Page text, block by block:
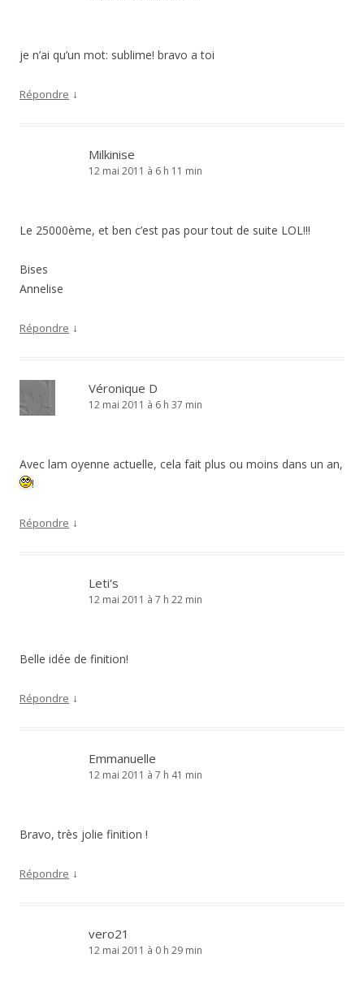
je n’ai qu’un mot: sublime! bravo a toi
Répondre ↓
Milkinise
12 mai 2011 à 6 h 11 min
Le 25000ème, et ben c’est pas pour tout de suite LOL!!!
Bises
Annelise
Répondre ↓
Véronique D
12 mai 2011 à 6 h 37 min
Avec lam oyenne actuelle, cela fait plus ou moins dans un an,
!
Répondre ↓
Leti's
12 mai 2011 à 7 h 22 min
Belle idée de finition!
Répondre ↓
Emmanuelle
12 mai 2011 à 7 h 41 min
Bravo, très jolie finition !
Répondre ↓
vero21
12 mai 2011 à 0 h 29 min